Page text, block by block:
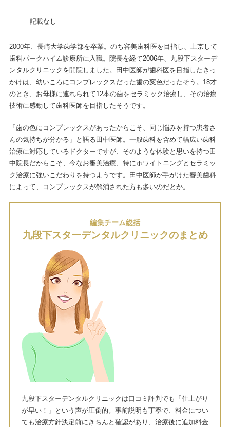
記載なし
2000年、長崎大学歯学部を卒業。のち審美歯科医を目指し、上京して
歯科パークハイム診療所に入職。院長を経て2006年、九段下スターデ
ンタルクリニックを開院しました。田中医師が歯科医を目指したきっ
かけは、幼いころにコンプレックスだった歯の変色だったそう。18才
のとき、お母様に連れられて12本の歯をセラミック治療し、その治療
技術に感動して歯科医師を目指したそうです。
「歯の色にコンプレックスがあったからこそ、同じ悩みを持つ患者さ
んの気持ちが分かる」と語る田中医師。一般歯科を含めて幅広い歯科
治療に対応しているドクターですが、そのような体験と思いを持つ田
中院長だからこそ、今なお審美治療、特にホワイトニングとセラミッ
ク治療に強いこだわりを持つようです。田中医師が手がけた審美歯科
によって、コンプレックスが解消された方も多いのだとか。
編集チーム総括
九段下スターデンタルクリニックのまとめ
九段下スターデンタルクリニックは口コミ評判でも「仕上がり
が早い！」という声が圧倒的。事前説明も丁寧で、料金につい
ても治療方針決定前にきちんと確認があり、治療後に追加料金